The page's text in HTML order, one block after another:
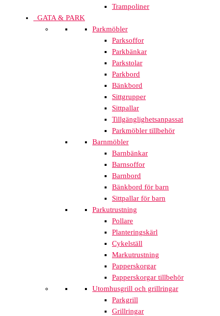
Trampoliner
GATA & PARK
Parkmöbler
Parksoffor
Parkbänkar
Parkstolar
Parkbord
Bänkbord
Sittgrupper
Sittpallar
Tillgänglighetsanpassat
Parkmöbler tillbehör
Barnmöbler
Barnbänkar
Barnsoffor
Barnbord
Bänkbord för barn
Sittpallar för barn
Parkutrustning
Pollare
Planteringskärl
Cykelställ
Markutrustning
Papperskorgar
Papperskorgar tillbehör
Utomhusgrill och grillringar
Parkgrill
Grillringar